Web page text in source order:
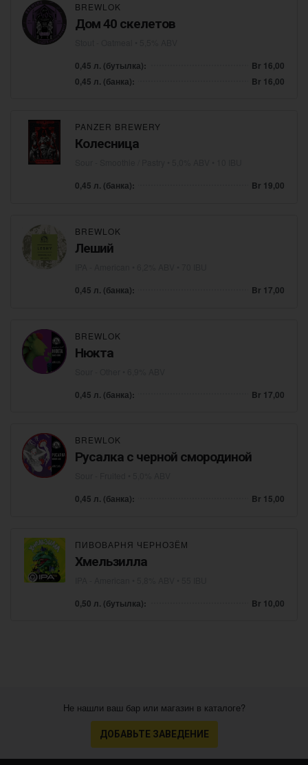
BREWLOK
Дом 40 скелетов
0,45 л. (бутылка):
Br 16,00
0,45 л. (банка):
Br 16,00
PANZER BREWERY
Колесница
0,45 л. (банка): Br 19,00
BREWLOK
Леший
0,45 л. (банка): Br 17,00
BREWLOK
Нюкта
0,45 л. (банка): Br 17,00
BREWLOK
Русалка с черной смородиной
0,45 л. (банка): Br 15,00
ПИВОВАРНЯ ЧЕРНОЗЁМ
Хмельзилла
0,50 л. (бутылка): Br 10,00
Не нашли ваш бар или магазин в каталоге?
ДОБАВЬТЕ ЗАВЕДЕНИЕ